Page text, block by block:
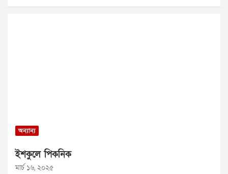
অন্যান্য
ইশকুলে পিকনিক
মার্চ ১৬, ২০২৫